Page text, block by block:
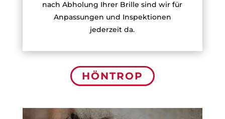
nach Abholung Ihrer Brille sind wir für
Anpassungen und Inspektionen
jederzeit da.
HÖNTROP